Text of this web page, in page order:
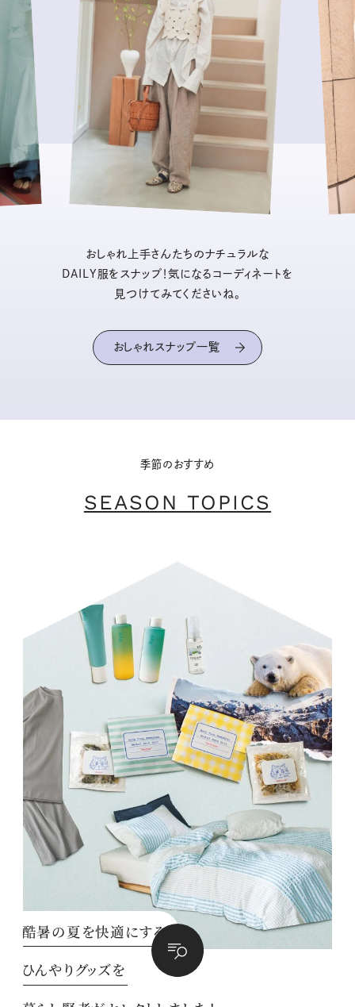
おしゃれ上手さんたちのナチュラルな
DAILY服をスナップ！気になるコーディネートを
見つけてみてくださいね。
おしゃれスナップ一覧
季節のおすすめ
SEASON TOPICS
酷暑の夏を快適にする
ひんやりグッズを